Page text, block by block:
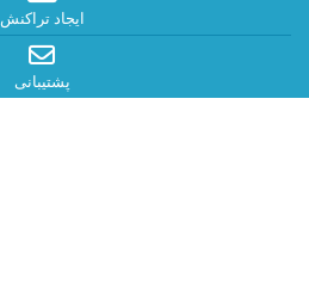
ایجاد تراکنش
پشتیبانی